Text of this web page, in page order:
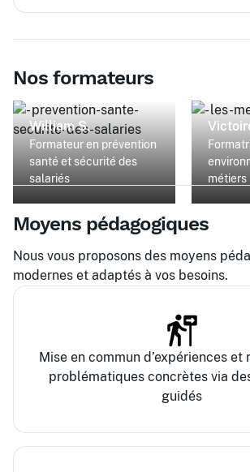
Nos formateurs
William S.
Formateur en prévention
santé et sécurité des
salariés
métiers
Moyens pédagogiques
Nous vous proposons des moyens
modernes et adaptés à vos besoins.
Mise en commun d’expériences et
problématiques concrètes via
guidés